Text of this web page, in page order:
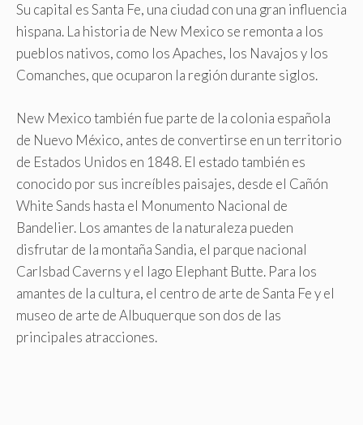
Su capital es Santa Fe, una ciudad con una gran influencia
hispana. La historia de New Mexico se remonta a los
pueblos nativos, como los Apaches, los Navajos y los
Comanches, que ocuparon la región durante siglos.
New Mexico también fue parte de la colonia española
de Nuevo México, antes de convertirse en un territorio
de Estados Unidos en 1848. El estado también es
conocido por sus increíbles paisajes, desde el Cañón
White Sands hasta el Monumento Nacional de
Bandelier. Los amantes de la naturaleza pueden
disfrutar de la montaña Sandia, el parque nacional
Carlsbad Caverns y el lago Elephant Butte. Para los
amantes de la cultura, el centro de arte de Santa Fe y el
museo de arte de Albuquerque son dos de las
principales atracciones.